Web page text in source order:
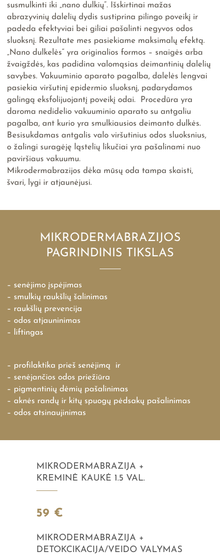
susmulkinti iki „nano dulkių“. Išskirtinai mažas
abrazyvinių dalelių dydis sustiprina pilingo poveikį ir
padeda efektyviai bei giliai pašalinti negyvos odos
sluoksnį. Rezultate mes pasiekiame maksimalų efektą.
„Nano dulkelės“ yra originalios formos – snaigės arba
žvaigždės, kas padidina valomąsias deimantinių dalelių
savybes. Vakuuminio aparato pagalba, dalelės lengvai
pasiekia viršutinį epidermio sluoksnį, padarydamos
galingą eksfolijuojantį poveikį odai. Procedūra yra
daroma nedidelio vakuuminio aparato su antgaliu
pagalba, ant kurio yra smulkiausios deimanto dulkės.
Besisukdamas antgalis valo viršutinius odos sluoksnius,
o žalingi suragėję ląstelių likučiai yra pašalinami nuo
paviršiaus vakuumu.
Mikrodermabrazijos dėka mūsų oda tampa skaisti,
švari, lygi ir atjaunėjusi.
MIKRODERMABRAZIJOS
PAGRINDINIS TIKSLAS
– senėjimo įspėjimas
– smulkių raukšlių šalinimas
– raukšlių prevencija
– odos atjauninimas
– liftingas
– profilaktika prieš senėjimą ir
– senėjančios odos priežiūra
– pigmentinių dėmių pašalinimas
– aknės randų ir kitų spuogų pėdsakų pašalinimas
– odos atsinaujinimas
MIKRODERMABRAZIJA +
KREMINĖ KAUKĖ 1.5 VAL.
59 €
MIKRODERMABRAZIJA +
DETOKCIKACIJA/VEIDO VALYMAS